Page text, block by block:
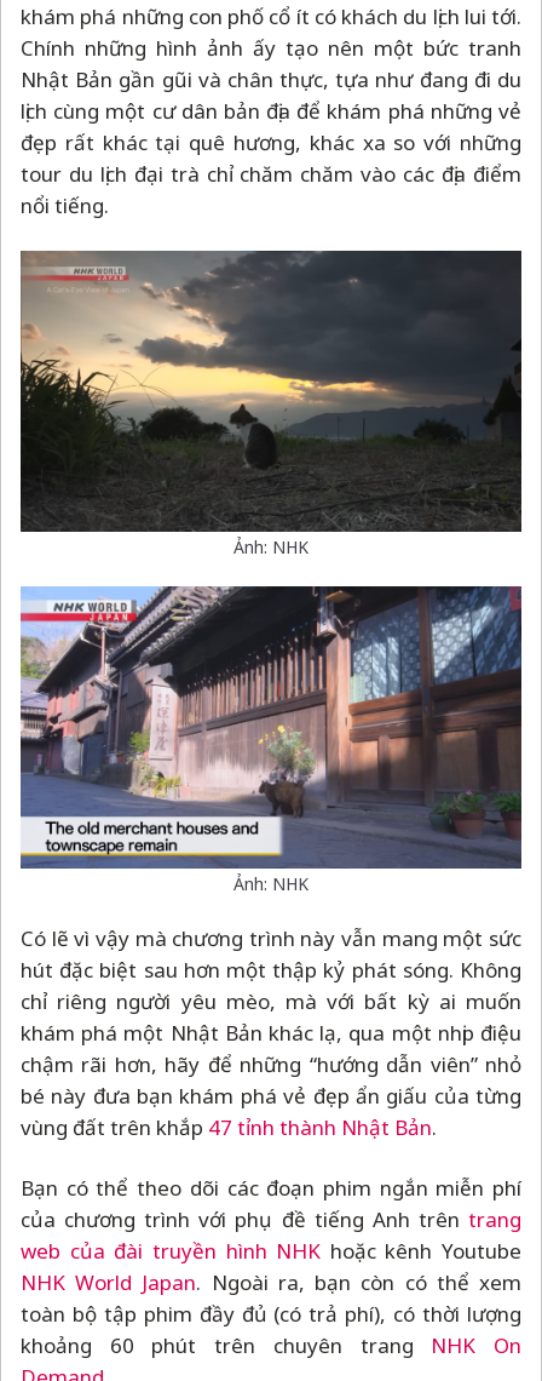
khám phá những con phố cổ ít có khách du lịch lui tới.
Chính những hình ảnh ấy tạo nên một bức tranh
Nhật Bản gần gũi và chân thực, tựa như đang đi du
lịch cùng một cư dân bản địa để khám phá những vẻ
đẹp rất khác tại quê hương, khác xa so với những
tour du lịch đại trà chỉ chăm chăm vào các địa điểm
nổi tiếng.
Ảnh: NHK
Ảnh: NHK
Có lẽ vì vậy mà chương trình này vẫn mang một sức
hút đặc biệt sau hơn một thập kỷ phát sóng. Không
chỉ riêng người yêu mèo, mà với bất kỳ ai muốn
khám phá một Nhật Bản khác lạ, qua một nhịp điệu
chậm rãi hơn, hãy để những “hướng dẫn viên” nhỏ
bé này đưa bạn khám phá vẻ đẹp ẩn giấu của từng
vùng đất trên khắp 47 tỉnh thành Nhật Bản.
Bạn có thể theo dõi các đoạn phim ngắn miễn phí
của chương trình với phụ đề tiếng Anh trên trang
web của đài truyền hình NHK hoặc kênh Youtube
NHK World Japan. Ngoài ra, bạn còn có thể xem
toàn bộ tập phim đầy đủ (có trả phí), có thời lượng
khoảng 60 phút trên chuyên trang NHK On